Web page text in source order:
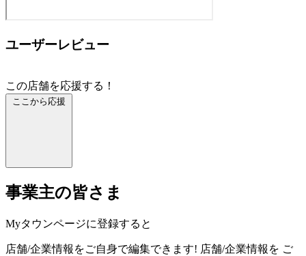
ユーザーレビュー
この店舗を応援する！
ここから応援
事業主の皆さま
Myタウンページに登録すると
店舗/企業情報をご自身で編集できます! 店舗/企業情報を ご